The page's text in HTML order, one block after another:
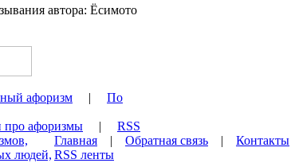
афоризм | По
про афоризмы | RSS
людей,
Главная | Обратная связь | Контакты
RSS ленты